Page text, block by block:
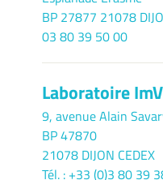
BP 27877 21078
03 80 39 50 00
Laboratoire
9, avenue Alain
BP 47870
21078 DIJON CEDEX
Tél. : +33 (0)3 80 39